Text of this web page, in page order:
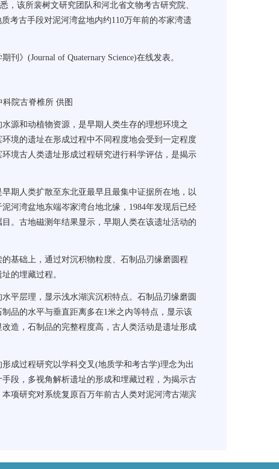
该所裴树文研究团队和河北省文物考古研究院、
考古手段对泥河湾盆地内约110万年前的岑家湾遗
》(Journal of Quaternary Science)在线发表。
院古脊椎所 供图
和动植物资源，是早期人类生存的理想环境之
境的遗址在形成过程中不同程度地会受到一定程度
境古人类遗址形成过程研究进行科学评估，是揭示
人类扩散至东北亚最早且最集中证据所在地，以
河湾盆地东端岑家湾台地北缘，1984年发现后已经
。古地磁测年结果显示，早期人类在该遗址活动的
础上，通过对沉积物粒度、石制品刃缘磨圆程
的埋藏过程。
层理，显示浅水湖滨沉积特点。石制品刃缘磨圆
品的水平与垂直距离多在1米之内等特点，显示该
造，石制品的完整程度高，古人类活动是遗址形成
过程研究以学科交叉(地质学和考古学)理念为出
段，多视角解析遗址的形成和埋藏过程，为揭示古
项研究对系统复原百万年前古人类对泥河湾古湖滨